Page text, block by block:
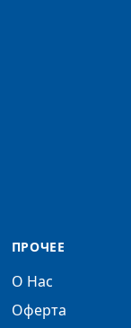
ПРОЧЕЕ
О Нас
Оферта